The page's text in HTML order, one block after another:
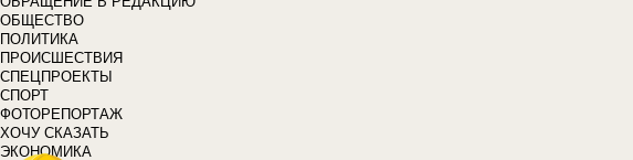
ОБЩЕСТВО
ПОЛИТИКА
ПРОИСШЕСТВИЯ
СПЕЦПРОЕКТЫ
СПОРТ
ФОТОРЕПОРТАЖ
ХОЧУ СКАЗАТЬ
ЭКОНОМИКА